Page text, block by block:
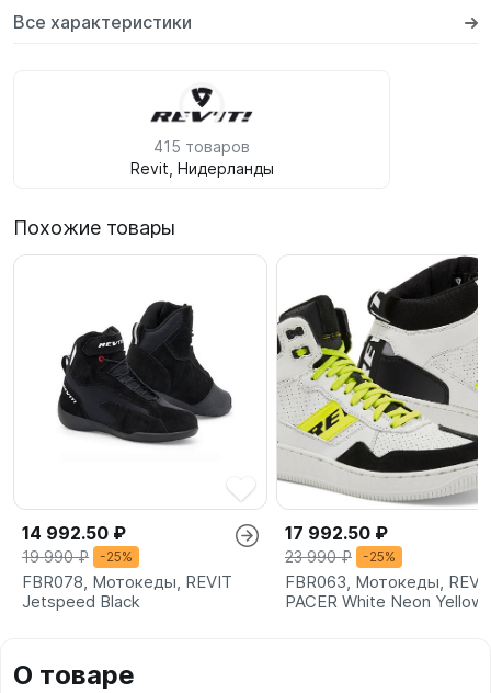
Все характеристики
415 товаров
Revit, Нидерланды
Похожие товары
14 992.50 ₽
19 990 ₽ -25%
FBR078, Мотокеды, REVIT
Jetspeed Black
17 992.50 ₽
23 990 ₽ -25%
FBR063, Мотокеды,
PACER White Neon Yellow
О товаре